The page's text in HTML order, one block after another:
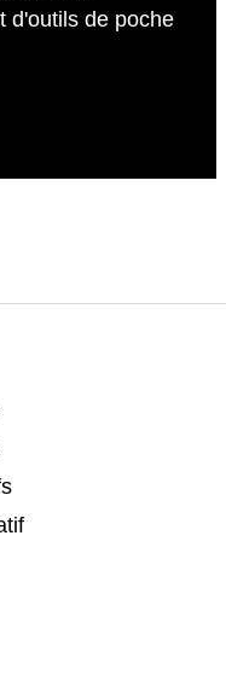
d'outils de poche